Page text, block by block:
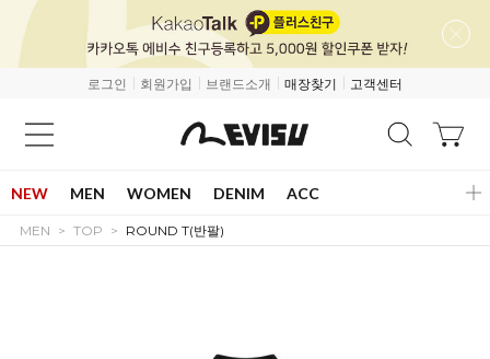
로그인 회원가입 브랜드소개 매장찾기 고객센터
NEW MEN WOMEN DENIM ACC
MEN TOP ROUND T(반팔)